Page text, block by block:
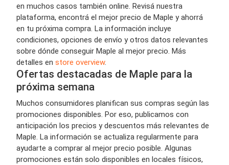
en muchos casos también online. Revisá nuestra
plataforma, encontrá el mejor precio de Maple y ahorrá
en tu próxima compra. La información incluye
condiciones, opciones de envío y otros datos relevantes
sobre dónde conseguir Maple al mejor precio. Más
detalles en store overview.
Ofertas destacadas de Maple para la
próxima semana
Muchos consumidores planifican sus compras según las
promociones disponibles. Por eso, publicamos con
anticipación los precios y descuentos más relevantes de
Maple. La información se actualiza regularmente para
ayudarte a comprar al mejor precio posible. Algunas
promociones están solo disponibles en locales físicos,